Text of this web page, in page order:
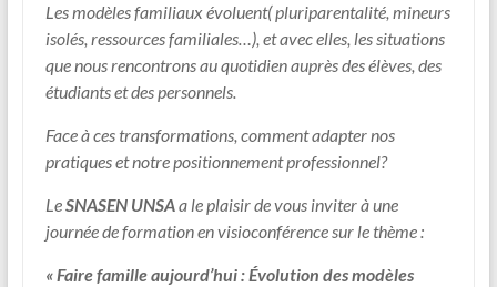
Les modèles familiaux évoluent( pluriparentalité, mineurs
isolés, ressources familiales…), et avec elles, les situations
que nous rencontrons au quotidien auprès des élèves, des
étudiants et des personnels.
Face à ces transformations, comment adapter nos
pratiques et notre positionnement professionnel?
LeSNASEN UNSAa le plaisir de vous inviter à une
journée de formation en visioconférence sur le thème :
« Faire famille aujourd’hui : Évolution des modèles